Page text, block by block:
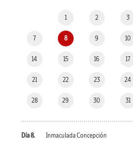
1 2 3
7 8 9 10
14 15 16 17
21 22 23 24
28 29 30 31
Día 8. Inmaculada Concepción